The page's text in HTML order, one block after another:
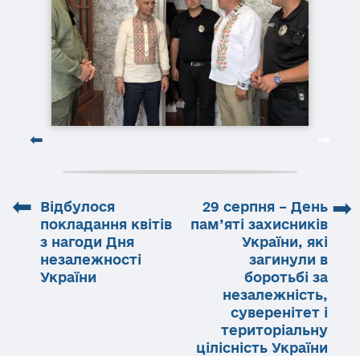
⬅
Відбулося
покладання квітів
з нагоди Дня
незалежності
України
➡
29 серпня – День
пам’яті захисників
України, які
загинули в
боротьбі за
незалежність,
суверенітет і
територіальну
цілісність України